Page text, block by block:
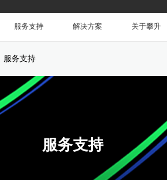
服务支持 解决方案 关于攀升
服务支持
服务支持